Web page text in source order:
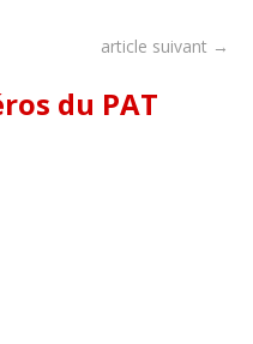
article suivant →
du PAT